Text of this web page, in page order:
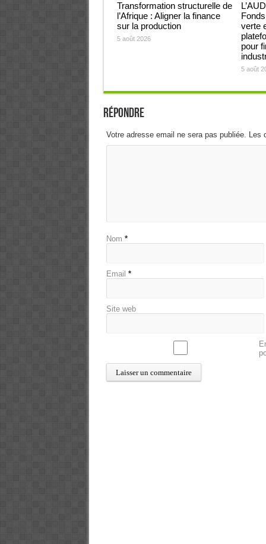
Transformation structurelle de
l’Afrique : Aligner la finance
sur la production
5 août 2026
verte
pour
5 août
Répondre
Votre adresse email ne sera pas publiée.
Nom *
Email *
Site web